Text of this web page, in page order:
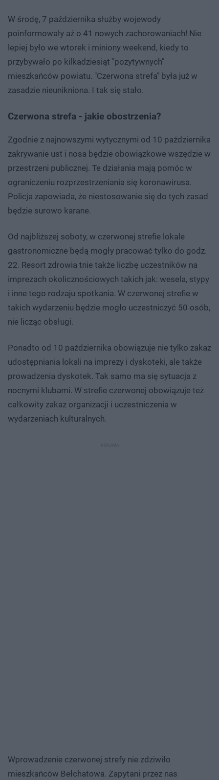
W środę, 7 października służby wojewody
poinformowały aż o 41 nowych zachorowaniach! Nie
lepiej było we wtorek i miniony weekend, kiedy to
przybywało po kilkadziesiąt "pozytywnych"
mieszkańców powiatu. "Czerwona strefa" była już w
zasadzie nieunikniona. I tak się stało.
Czerwona strefa - jakie obostrzenia?
Zgodnie z najnowszymi wytycznymi od 10 października
zakrywanie ust i nosa będzie obowiązkowe wszędzie w
przestrzeni publicznej. Te działania mają pomóc w
ograniczeniu rozprzestrzeniania się koronawirusa.
Policja zapowiada, że niestosowanie się do tych zasad
będzie surowo karane.
Od najbliższej soboty, w czerwonej strefie lokale
gastronomiczne będą mogły pracować tylko do godz.
22. Resort zdrowia tnie także liczbę uczestników na
imprezach okolicznościowych takich jak: wesela, stypy
i inne tego rodzaju spotkania. W czerwonej strefie w
takich wydarzeniu będzie mogło uczestniczyć 50 osób,
nie licząc obsługi.
Ponadto od 10 października obowiązuje nie tylko zakaz
udostępniania lokali na imprezy i dyskoteki, ale także
prowadzenia dyskotek. Tak samo ma się sytuacja z
nocnymi klubami. W strefie czerwonej obowiązuje też
całkowity zakaz organizacji i uczestniczenia w
wydarzeniach kulturalnych.
Wprowadzenie czerwonej strefy nie zdziwiło
mieszkańców Bełchatowa. Zapytani przez nas